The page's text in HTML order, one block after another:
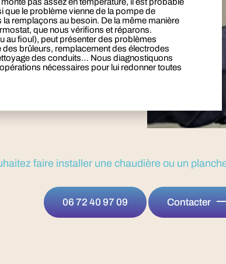
que le problème vienne de la pompe de
remplaçons au besoin. De la même manière
que nous vérifions et réparons.
au fioul), peut présenter des problèmes
brûleurs, remplacement des électrodes
des conduits… Nous diagnostiquons
nécessaires pour lui redonner toutes
faire installer une chaudière ou un
06 72 40 97 09 Contacter